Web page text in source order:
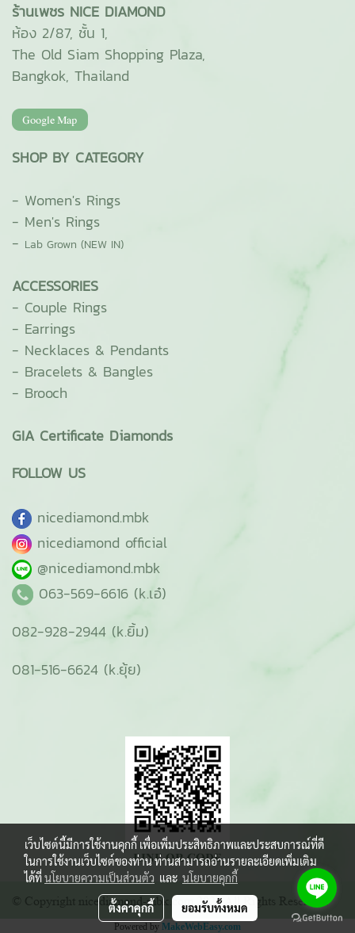
ร้านเพชร NICE DIAMOND
ห้อง 2/87, ชั้น 1,
The Old Siam Shopping Plaza,
Bangkok, Thailand
SHOP BY CATEGORY
- Women's Rings
- Men's Rings
- Lab Grown (NEW IN)
ACCESSORIES
- Couple Rings
- Earrings
- Necklaces & Pendants
- Bracelets & Bangles
- Brooch
GIA Certificate Diamonds
FOLLOW US
nicediamond.mbk
nicediamond official
@nicediamond.mbk
063-569-6616 (k.เอ๋)
082-928-2944 (k.ยิ้ม)
081-516-6624 (k.ยุ้ย)
© Copyright nicediamond-mbk.com 2021 All Rights Reserved.
Powered by MakeWebEasy.com
เว็บไซต์นี้มีการใช้งานคุกกี้ เพื่อเพิ่มประสิทธิภาพและประสบการณ์ที่ดี
ในการใช้งานเว็บไซต์ของท่าน ท่านสามารถอ่านรายละเอียดเพิ่มเติม
ได้ที่นโยบายความเป็นส่วนตัว และ นโยบายคุกกี้
ตั้งค่าคุกกี้ ยอมรับทั้งหมด